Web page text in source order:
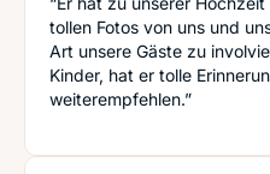
tollen Fotos von uns und
Art unsere Gäste zu
Kinder, hat er tolle
weiterempfehlen.”